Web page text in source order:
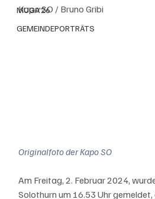
MUGA'26
GEMEINDEPORTRÄTS
Kapo SO / Bruno Gribi
Originalfoto der Kapo SO
Am Freitag, 2. Februar 2024,
Solothurn um 16.53 Uhr gemeldet,